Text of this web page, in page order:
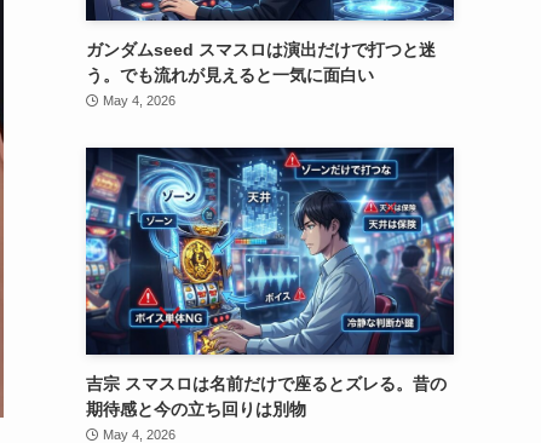
ガンダムseed スマスロは演出だけで打つと迷
う。でも流れが見えると一気に面白い
May 4, 2026
吉宗 スマスロは名前だけで座るとズレる。昔の
期待感と今の立ち回りは別物
May 4, 2026